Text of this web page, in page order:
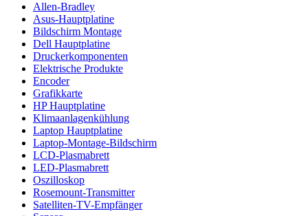
Allen-Bradley
Asus-Hauptplatine
Bildschirm Montage
Dell Hauptplatine
Druckerkomponenten
Elektrische Produkte
Encoder
Grafikkarte
HP Hauptplatine
Klimaanlagenkühlung
Laptop Hauptplatine
Laptop-Montage-Bildschirm
LCD-Plasmabrett
LED-Plasmabrett
Oszilloskop
Rosemount-Transmitter
Satelliten-TV-Empfänger